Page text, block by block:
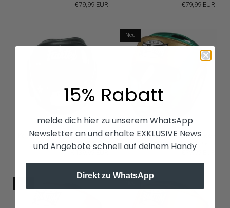
€79,99 EUR
€79,99 EUR
Kopfschutz Fairtex Muay Thai -
FXB-HG
Neu
Kopfschutz MEXICO Full Face -
Grün/Gold
€79,99 EUR
15% Rabatt
melde dich hier zu unserem WhatsApp
Newsletter an und erhalte EXKLUSIVE News
und Angebote schnell auf deinem Handy
Direkt zu WhatsApp